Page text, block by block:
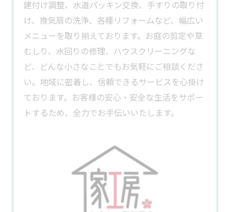
建付け調整、水道パッキン交換、手すりの取り付
け、 換気扇の洗浄、各種 リフォームなど、幅広い
メニューを取り揃えております。​お庭の剪定や草
むしり、水回りの修理、ハウスクリーニングな
ど、どんな小さなことでもお気軽にご相談くださ
い。​地域に密着し、信頼できるサービスを心掛け
ております。​お客様の安心・安全な生活をサポー
トするため、全力でお手伝いいたします。